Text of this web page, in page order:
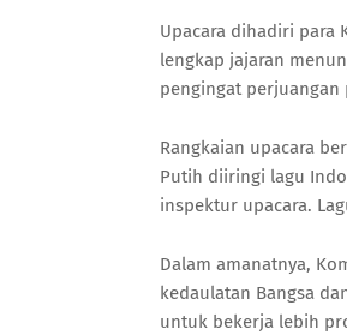
Upacara dihadiri para
lengkap jajaran
pengingat perjuangan
Rangkaian upacara
Putih diiringi lagu
inspektur upacara.
Dalam amanatnya,
kedaulatan Bangsa
untuk bekerja lebih